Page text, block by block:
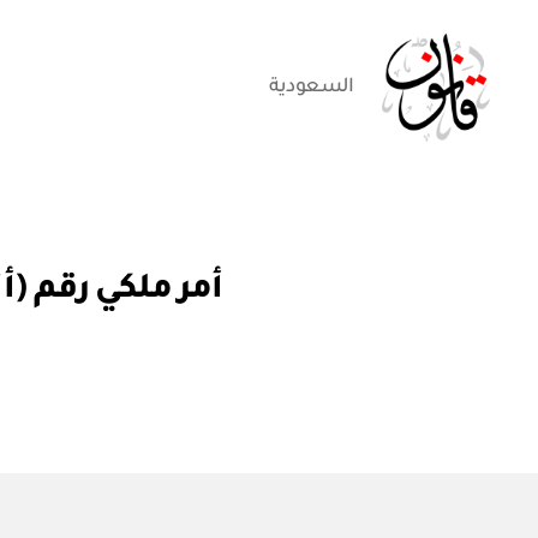
السعودية
أمر ملكي رقم (أ / ٤١٧) تعيين رئيس للشؤون الخاصة لسمو